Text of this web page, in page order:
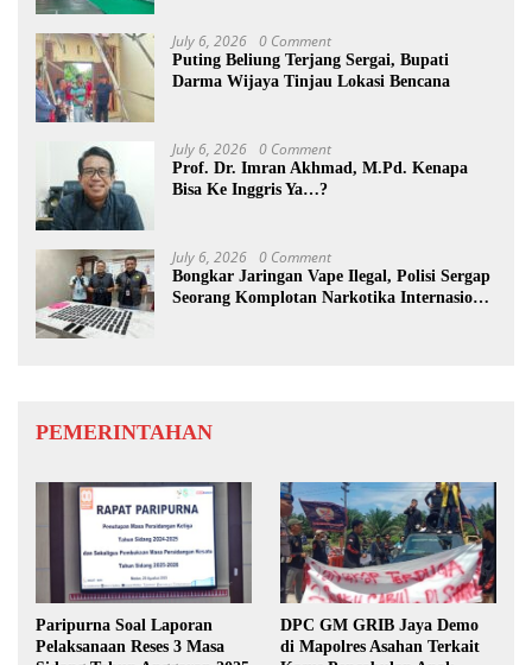
July 6, 2026 0 Comment
Puting Beliung Terjang Sergai, Bupati
Darma Wijaya Tinjau Lokasi Bencana
July 6, 2026 0 Comment
Prof. Dr. Imran Akhmad, M.Pd. Kenapa
Bisa Ke Inggris Ya…?
July 6, 2026 0 Comment
Bongkar Jaringan Vape Ilegal, Polisi Sergap
Seorang Komplotan Narkotika Internasional
PEMERINTAHAN
Paripurna Soal Laporan
Pelaksanaan Reses 3 Masa
DPC GM GRIB Jaya Demo
di Mapolres Asahan Terkait